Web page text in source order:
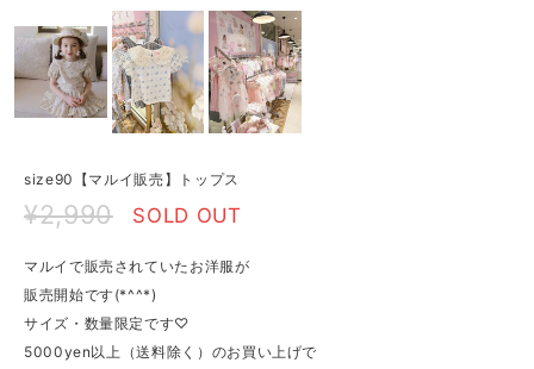
size90【マルイ販売】トップス
¥2,990 SOLD OUT
マルイで販売されていたお洋服が
販売開始です(*^^*)
サイズ・数量限定です♡
5000yen以上（送料除く）のお買い上げで